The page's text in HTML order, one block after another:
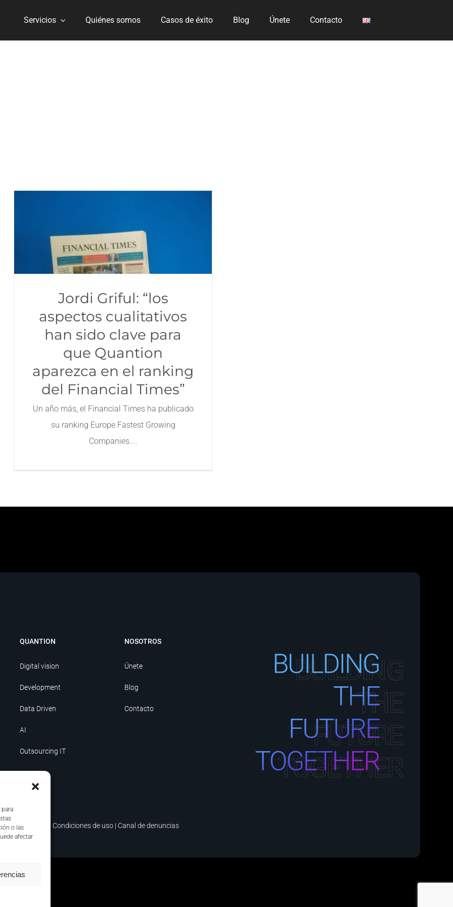
o las
afectar
Servicios Quiénes somos Casos de éxito Blog Únete Contacto
Jordi Griful: “los
aspectos cualitativos
han sido clave para
que Quantion
aparezca en el ranking
del Financial Times”
Un año más, el Financial Times ha publicado
su ranking Europe Fastest Growing
Companies.
QUANTION
Digital vision
Development
Data Driven
AI
Outsourcing IT
NOSOTROS
Únete
Blog
Contacto
de seguridad Condiciones de uso | Canal de denuncias